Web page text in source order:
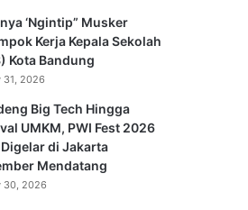
‘Ngintip” Musker
Kerja Kepala Sekolah
Kota Bandung
31, 2026
Big Tech Hingga
UMKM, PWI Fest 2026
di Jakarta
Mendatang
30, 2026